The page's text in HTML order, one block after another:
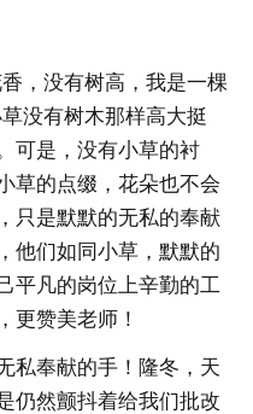
，没有树高，我是一棵
没有树木那样高大挺
可是，没有小草的衬
草的点缀，花朵也不会
只是默默的无私的奉献
他们如同小草，默默的
平凡的岗位上辛勤的工
更赞美老师！
私奉献的手！隆冬，天
仍然颤抖着给我们批改